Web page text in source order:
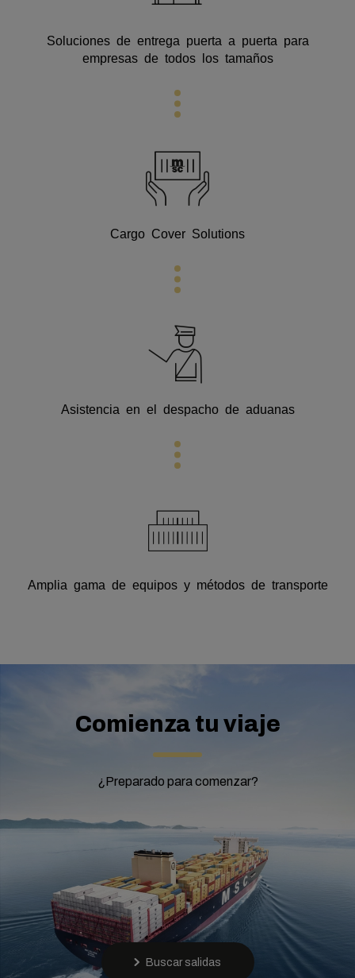
Soluciones de entrega puerta a puerta para
empresas de todos los tamaños
Cargo Cover Solutions
Asistencia en el despacho de aduanas
Amplia gama de equipos y métodos de transporte
Comienza tu viaje
¿Preparado para comenzar?
Buscar salidas